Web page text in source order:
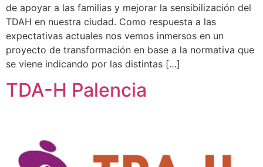
de apoyar a las familias y mejorar la sensibilización del
TDAH en nuestra ciudad. Como respuesta a las
expectativas actuales nos vemos inmersos en un
proyecto de transformación en base a la normativa que
se viene indicando por las distintas […]
TDA-H Palencia